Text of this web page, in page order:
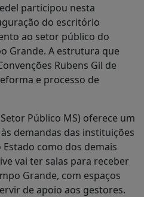
participou nesta
do escritório
ao setor público do
Grande. A estrutura que
Rubens Gil de
e processo de
Público MS) oferece um
demandas das instituições
como dos demais
vai ter salas para receber
Grande, com espaços
de apoio aos gestores.